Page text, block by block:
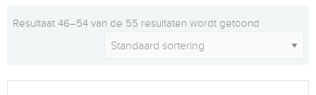
Resultaat 46–54 van de 55 resultaten wordt getoond